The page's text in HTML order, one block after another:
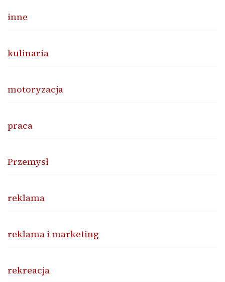
inne
kulinaria
motoryzacja
praca
Przemysł
reklama
reklama i marketing
rekreacja